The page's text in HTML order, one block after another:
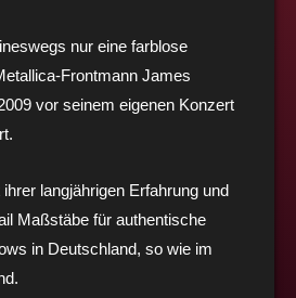
nur eine farblose
Frontmann James
vor seinem eigenen Konzert
langjährigen Erfahrung und
Maßstäbe für authentische
in Deutschland, so wie im